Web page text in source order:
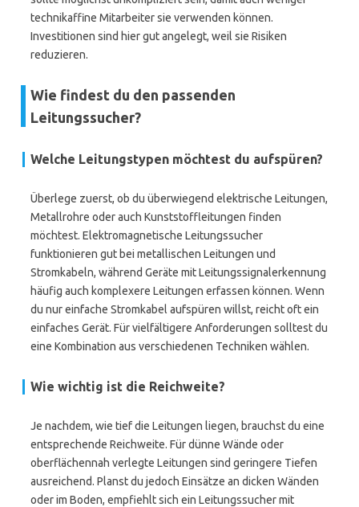
technikaffine Mitarbeiter sie verwenden können.
Investitionen sind hier gut angelegt, weil sie Risiken
reduzieren.
Wie findest du den passenden
Leitungssucher?
Welche Leitungstypen möchtest du aufspüren?
Überlege zuerst, ob du überwiegend elektrische Leitungen,
Metallrohre oder auch Kunststoffleitungen finden
möchtest. Elektromagnetische Leitungssucher
funktionieren gut bei metallischen Leitungen und
Stromkabeln, während Geräte mit Leitungssignalerkennung
häufig auch komplexere Leitungen erfassen können. Wenn
du nur einfache Stromkabel aufspüren willst, reicht oft ein
einfaches Gerät. Für vielfältigere Anforderungen solltest du
eine Kombination aus verschiedenen Techniken wählen.
Wie wichtig ist die Reichweite?
Je nachdem, wie tief die Leitungen liegen, brauchst du eine
entsprechende Reichweite. Für dünne Wände oder
oberflächennah verlegte Leitungen sind geringere Tiefen
ausreichend. Planst du jedoch Einsätze an dicken Wänden
oder im Boden, empfiehlt sich ein Leitungssucher mit